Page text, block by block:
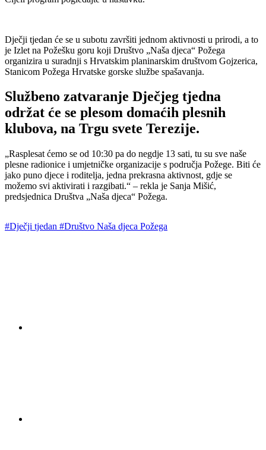
Dječji tjedan će se u subotu završiti jednom aktivnosti u prirodi, a to
je Izlet na Požešku goru koji Društvo „Naša djeca“ Požega
organizira u suradnji s Hrvatskim planinarskim društvom Gojzerica,
Stanicom Požega Hrvatske gorske službe spašavanja.
Službeno zatvaranje Dječjeg tjedna
održat će se plesom domaćih plesnih
klubova, na Trgu svete Terezije.
„Rasplesat ćemo se od 10:30 pa do negdje 13 sati, tu su sve naše
plesne radionice i umjetničke organizacije s područja Požege. Biti će
jako puno djece i roditelja, jedna prekrasna aktivnost, gdje se
možemo svi aktivirati i razgibati.“ – rekla je Sanja Mišić,
predsjednica Društva „Naša djeca“ Požega.
#Dječji tjedan #Društvo Naša djeca Požega